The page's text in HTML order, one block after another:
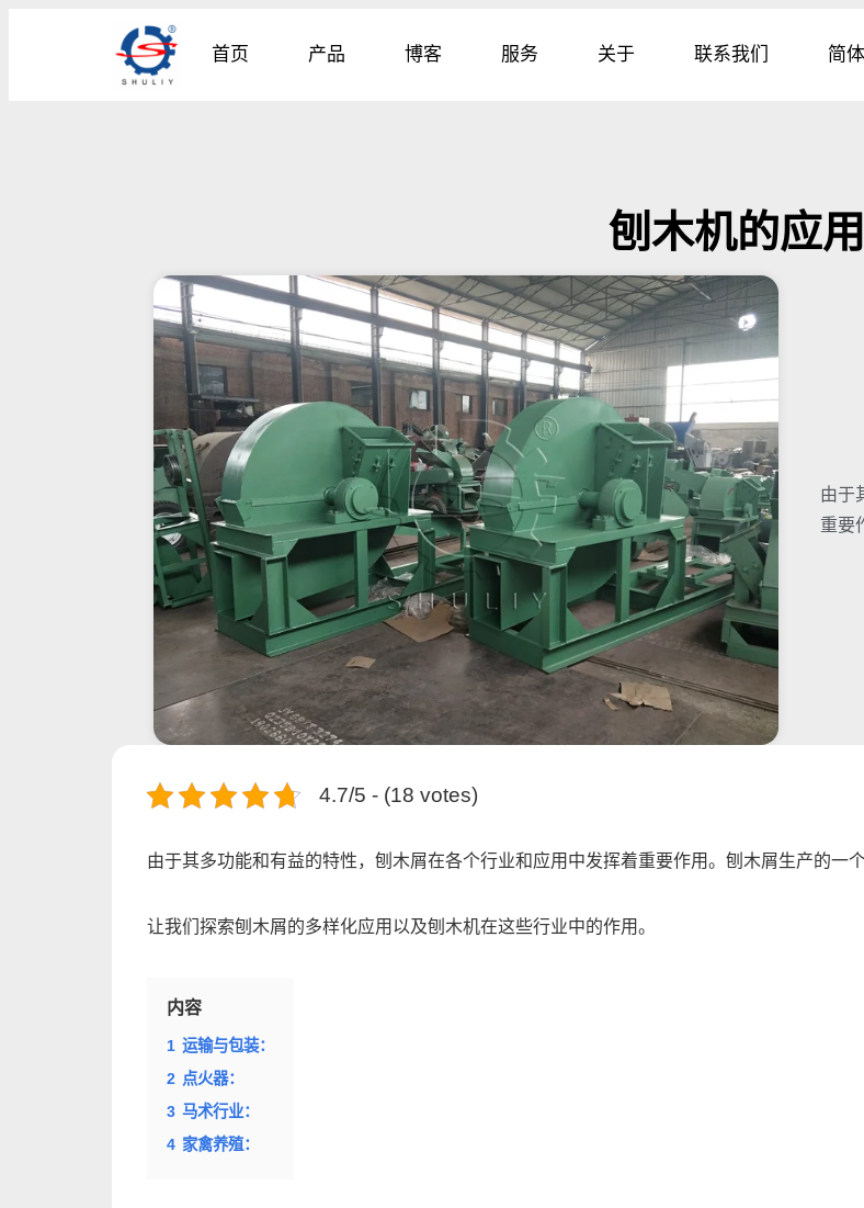
首页 产品 博客 服务 关于 联系我们 简
刨木机的应用
由于
重要
4.7/5 - (18 votes)
由于其多功能和有益的特性，刨木屑在各个行业和应用中发挥着重要作用。刨木屑生产的一
让我们探索刨木屑的多样化应用以及刨木机在这些行业中的作用。
内容
1 运输与包装：
2 点火器：
3 马术行业：
4 家禽养殖：